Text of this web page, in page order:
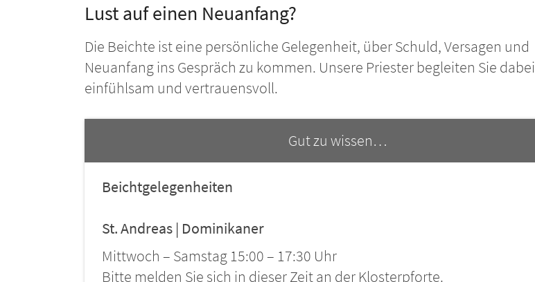
Lust auf einen Neuanfang?
Die Beichte ist eine persönliche Gelegenheit, über Schuld, Versagen und
Neuanfang ins Gespräch zu kommen. Unsere Priester begleiten Sie dabei
einfühlsam und vertrauensvoll.
Gut zu wissen…
Beichtgelegenheiten
St. Andreas | Dominikaner
Mittwoch – Samstag 15:00 – 17:30 Uhr
Bitte melden Sie sich in dieser Zeit an der Klosterpforte.